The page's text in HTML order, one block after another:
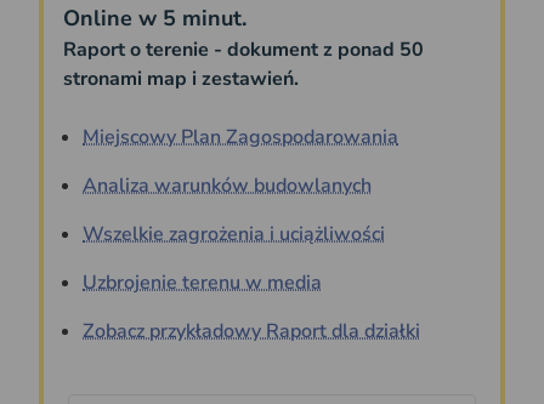
Online w 5 minut.
Raport o terenie - dokument z ponad 50
stronami map i zestawień.
Miejscowy Plan Zagospodarowania
Analiza warunków budowlanych
Wszelkie zagrożenia i uciążliwości
Uzbrojenie terenu w media
Zobacz przykładowy Raport dla działki